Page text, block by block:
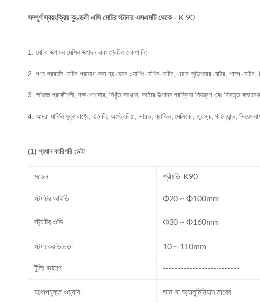
সম্পূর্ণ স্বয়ংক্রিয় কুণ্ডলী এসি মোটর স্টানার এসএমটি থেকে - K 90
1. মোটর উত্পাদন মেশিন উত্পাদন এবং ট্রেডিং কোম্পানি;
2. পণ্য প্রবর্তন মোটর প্রয়োগ করা হয় যেমন ওয়াশিং মেশিন মোটর, এয়ার কন্ডিশনার মোটর, পাম্প
3. অভিজ্ঞ প্রকৌশলী, দক্ষ পেশাদার, নিখুঁত সরঞ্জাম, কঠোর উত্পাদন প্রক্রিয়া নিয়ন্ত্রণ এবং বিস্তৃত
4. আমরা মার্কিন যুক্তরাষ্ট্রে, ইতালি, অস্ট্রেলিয়া, ভারত, ব্রাজিল, মেক্সিকো, তুরস্ক, থাইল্যান্ড,
(1) প্রধান কারিগরি ডেটা
মডেল শ্রীমতি-K90
স্ট্যাটর আইডি Φ20 ~ Φ100mm
স্ট্যাটর ওডি Φ30 ~ Φ160mm
স্ট্যাকের উচ্চতা 10 ~ 110mm
টুলিং ভ্রমণ --------------------------
যথোপযুক্ত ওয়্যার তামা বা অ্যালুমিনিয়াম তারের